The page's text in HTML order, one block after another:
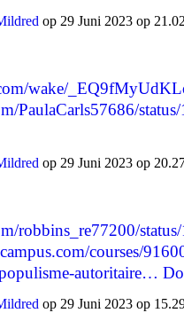
op 29 Juni 2023 op
wake/
PaulaCarls57686/
op 29 Juni 2023 op
robbins_re77200/
courses/
autoritaire…
op 29 Juni 2023 op